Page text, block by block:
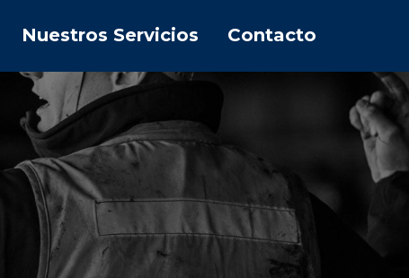
Nuestros Servicios Contacto